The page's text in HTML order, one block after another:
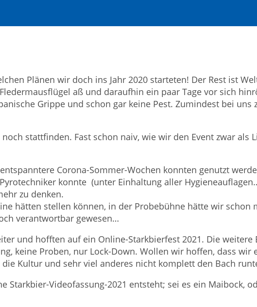
Plänen wir doch ins Jahr 2020 starteten! Der Rest ist
aß und daraufhin ein paar Tage vor sich
Grippe und schon gar keine Pest. Zumindest bei
stattfinden. Fast schon naiv, wie wir den Event zwar
Corona-Sommer-Wochen konnten genutzt
konnte (unter Einhaltung aller
zu denken.
hätten stellen können, in der Probebühne hätte wir
verantwortbar gewesen…
und hofften auf ein Online-Starkbierfest 2021. Die
keine Proben, nur Lock-Down. Wollen wir hoffen, dass
Kultur und sehr viel anderes nicht komplett den Bach
Starkbier-Videofassung-2021 entsteht; sei es ein Maibock,